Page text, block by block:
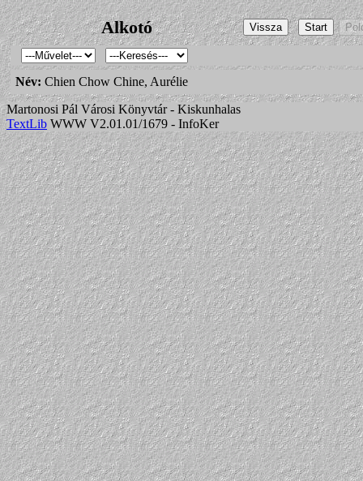
Alkotó
Név: Chien Chow Chine, Aurélie
Martonosi Pál Városi Könyvtár - Kiskunhalas
TextLib WWW V2.01.01/1679 - InfoKer